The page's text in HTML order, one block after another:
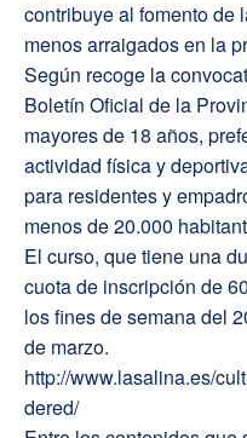
contribuye al fomento de
menos arraigados en la
Según recoge la
Boletín Oficial de la
mayores de 18 años,
actividad física y
para residentes y
menos de 20.000
El curso, que tiene una
cuota de inscripción de
los fines de semana del
de marzo.
http://www.lasalina.es/
dered/